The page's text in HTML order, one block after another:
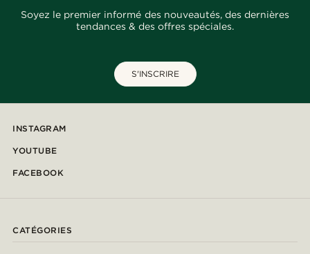
Soyez le premier informé des nouveautés, des dernières
tendances & des offres spéciales.
S'INSCRIRE
INSTAGRAM
YOUTUBE
FACEBOOK
CATÉGORIES